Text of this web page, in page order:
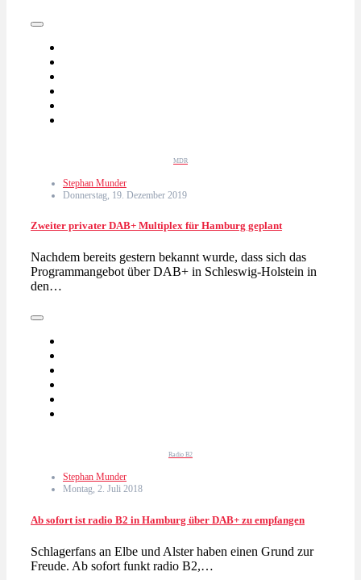
MDR
Stephan Munder
Donnerstag, 19. Dezember 2019
Zweiter privater DAB+ Multiplex für Hamburg geplant
Nachdem bereits gestern bekannt wurde, dass sich das
Programmangebot über DAB+ in Schleswig-Holstein in
den…
Radio B2
Stephan Munder
Montag, 2. Juli 2018
Ab sofort ist radio B2 in Hamburg über DAB+ zu empfangen
Schlagerfans an Elbe und Alster haben einen Grund zur
Freude. Ab sofort funkt radio B2,…